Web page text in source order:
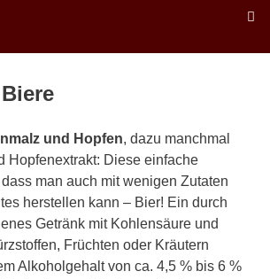
und Hopfen, dazu manchmal
Hopfenextrakt: Diese einfache
man auch mit wenigen Zutaten
herstellen kann – Bier! Ein durch
Getränk mit Kohlensäure und
Früchten oder Kräutern
Alkoholgehalt von ca. 4,5 % bis 6 %